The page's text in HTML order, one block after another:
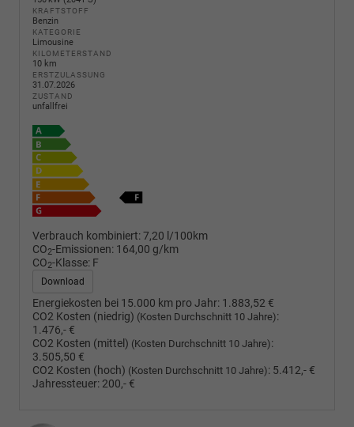
KRAFTSTOFF
Benzin
KATEGORIE
Limousine
KILOMETERSTAND
10 km
ERSTZULASSUNG
31.07.2026
ZUSTAND
unfallfrei
Verbrauch kombiniert:7,20 l/100km
CO2-Emissionen: 164,00 g/km
CO2-Klasse: F
Download
Energiekosten bei 15.000 km pro Jahr: 1.883,52 €
CO2 Kosten (niedrig) (Kosten Durchschnitt 10 Jahre):
1.476,- €
CO2 Kosten (mittel) (Kosten Durchschnitt 10 Jahre):
3.505,50 €
CO2 Kosten (hoch) (Kosten Durchschnitt 10 Jahre): 5.412,- €
Jahressteuer: 200,- €